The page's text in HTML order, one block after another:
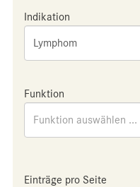
Indikation
Lymphom
Funktion
Funktion auswählen ...
Einträge pro Seite